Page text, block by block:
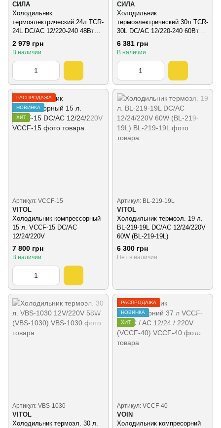
СИЛА
Холодильник
термоэлектрический 24л TCR-
24L DC/АС 12/220-240 48Вт
СИЛА
2 979 грн
В наличии
СИЛА
Холодильник
термоэлектрический 30л TCR-
30L DC/АС 12/220-240 60Вт
СИЛА
6 381 грн
В наличии
РАСПРОДАЖА
НОВИНКА
ХИТ
Артикул: VCCF-15
VITOL
Холодильник компрессорный
15 л. VCCF-15 DC/AC
12/24/220V
7 800 грн
В наличии
Артикул: BL-219-19L
VITOL
Холодильник термоэл. 19 л.
BL-219-19L DC/AC 12/24/220V
60W (BL-219-19L)
6 300 грн
Нет в наличии
Артикул: VBS-1030
VITOL
Холодильник термоэл. 30 л.
РАСПРОДАЖА
НОВИНКА
ХИТ
Артикул: VCCF-40
VOIN
Холодильник компресорний